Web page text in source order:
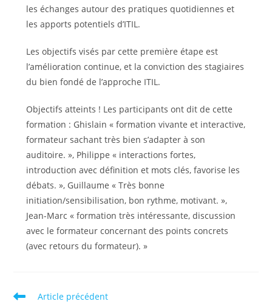
les échanges autour des pratiques quotidiennes et
les apports potentiels d’ITIL.
Les objectifs visés par cette première étape est
l’amélioration continue, et la conviction des stagiaires
du bien fondé de l’approche ITIL.
Objectifs atteints ! Les participants ont dit de cette
formation : Ghislain « formation vivante et interactive,
formateur sachant très bien s’adapter à son
auditoire. », Philippe « interactions fortes,
introduction avec définition et mots clés, favorise les
débats. », Guillaume « Très bonne
initiation/sensibilisation, bon rythme, motivant. »,
Jean-Marc « formation très intéressante, discussion
avec le formateur concernant des points concrets
(avec retours du formateur). »
Read
Article précédent